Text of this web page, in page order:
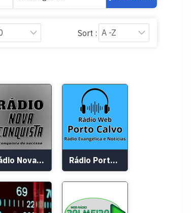
Sort :
Rádio Nova Conquista Rádio Porto Calvo